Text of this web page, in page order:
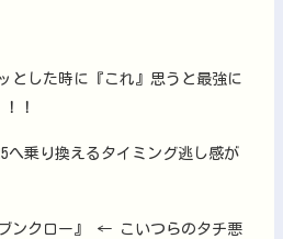
とした時に『これ』思うと最強に
！
へ乗り換えるタイミング逃し感が
ンクロー』 ← こいつらのタチ悪